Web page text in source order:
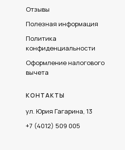
Отзывы
Полезная информация
Политика
конфиденциальности
Оформление налогового
вычета
КОНТАКТЫ
ул. Юрия Гагарина, 13
+7 (4012) 509 005